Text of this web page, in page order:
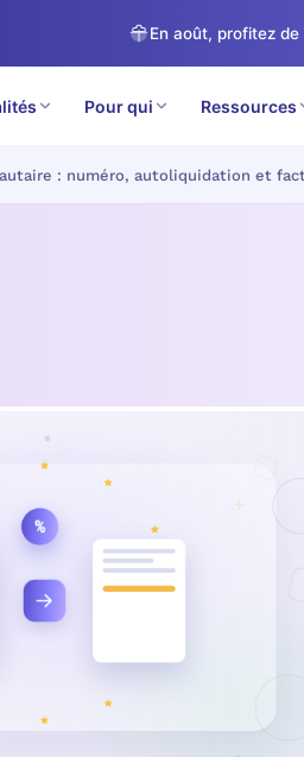
En août, profitez
Pour qui Ressources
: numéro, autoliquidation et